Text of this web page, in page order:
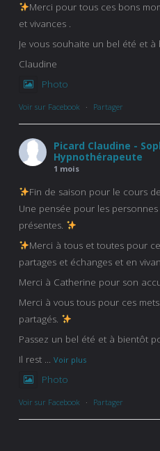
Merci pour tous ces bons
et vivances .
Je vous souhaite un bel été et à
Claudine
Photo
Voir sur Facebook · Partager
Picard Claudine -
Hypnothérapeute
1 mois
Fin de saison pour le cours
Une pensée pour les
présentes.
Merci à tous et toutes pour
partages et échanges et en
Merci à Catherine pour son
Merci à vous tous pour ces
partagés.
Passez un bel été et à bientôt
Il rest ... Voir plus
Photo
Voir sur Facebook · Partager